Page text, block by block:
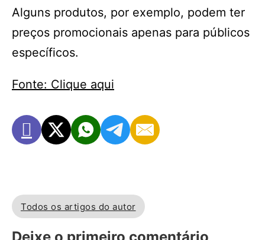
Alguns produtos, por exemplo, podem ter
preços promocionais apenas para públicos
específicos.
Fonte: Clique aqui
Todos os artigos do autor